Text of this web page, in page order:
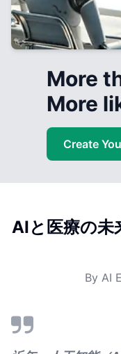
More
More
Create
AIと医療の未
By AI